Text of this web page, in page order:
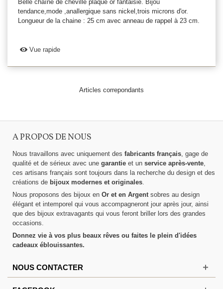
Belle chaîne de cheville plaqué or fantaisie. Bijou
tendance,mode ,anallergique sans nickel,trois microns d'or.
Longueur de la chaine : 25 cm avec anneau de rappel à 23 cm.
Vue rapide
Articles correpondants
A PROPOS DE NOUS
Nous travaillons avec uniquement des fabricants français, gage de
qualité et de sérieux avec une garantie et un service après-vente,
ces artisans français sont toujours dans la recherche du design et des
créations de bijoux modernes et originales.
Nous proposons des bijoux en Or et en Argentsobres au design
élégant et intemporel qui vous accompagneront jour après jour, ainsi
que des bijoux extravagants qui vous feront briller lors des grandes
occasions.
Donnez vie à vos plus beaux rêves ou faites le plein d'idées
cadeaux éblouissantes.
NOUS CONTACTER